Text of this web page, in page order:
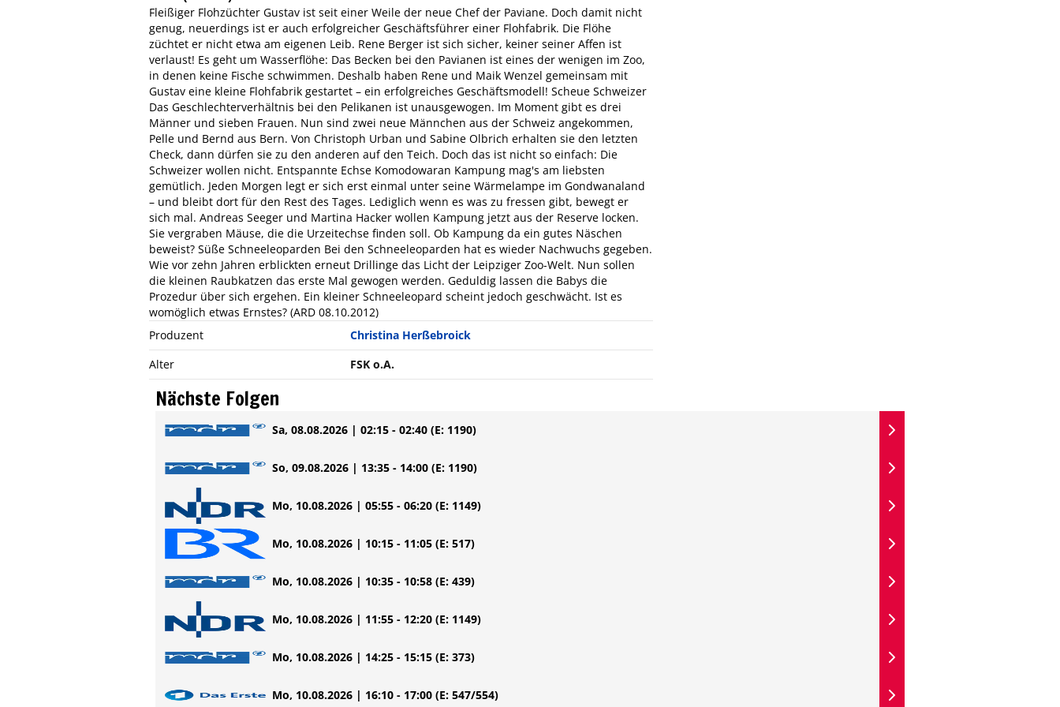
Fleißiger Flohzüchter Gustav ist seit einer Weile der neue Chef der Paviane. Doch damit nicht
genug, neuerdings ist er auch erfolgreicher Geschäftsführer einer Flohfabrik. Die Flöhe
züchtet er nicht etwa am eigenen Leib. Rene Berger ist sich sicher, keiner seiner Affen ist
verlaust! Es geht um Wasserflöhe: Das Becken bei den Pavianen ist eines der wenigen im Zoo,
in denen keine Fische schwimmen. Deshalb haben Rene und Maik Wenzel gemeinsam mit
Gustav eine kleine Flohfabrik gestartet – ein erfolgreiches Geschäftsmodell! Scheue Schweizer
Das Geschlechterverhältnis bei den Pelikanen ist unausgewogen. Im Moment gibt es drei
Männer und sieben Frauen. Nun sind zwei neue Männchen aus der Schweiz angekommen,
Pelle und Bernd aus Bern. Von Christoph Urban und Sabine Olbrich erhalten sie den letzten
Check, dann dürfen sie zu den anderen auf den Teich. Doch das ist nicht so einfach: Die
Schweizer wollen nicht. Entspannte Echse Komodowaran Kampung mag's am liebsten
gemütlich. Jeden Morgen legt er sich erst einmal unter seine Wärmelampe im Gondwanaland
– und bleibt dort für den Rest des Tages. Lediglich wenn es was zu fressen gibt, bewegt er
sich mal. Andreas Seeger und Martina Hacker wollen Kampung jetzt aus der Reserve locken.
Sie vergraben Mäuse, die die Urzeitechse finden soll. Ob Kampung da ein gutes Näschen
beweist? Süße Schneeleoparden Bei den Schneeleoparden hat es wieder Nachwuchs gegeben.
Wie vor zehn Jahren erblickten erneut Drillinge das Licht der Leipziger Zoo-Welt. Nun sollen
die kleinen Raubkatzen das erste Mal gewogen werden. Geduldig lassen die Babys die
Prozedur über sich ergehen. Ein kleiner Schneeleopard scheint jedoch geschwächt. Ist es
womöglich etwas Ernstes? (ARD 08.10.2012)
Produzent
Christina Herßebroick
Alter
FSK o.A.
Nächste Folgen
Sa, 08.08.2026 | 02:15 - 02:40 (E: 1190)
So, 09.08.2026 | 13:35 - 14:00 (E: 1190)
Mo, 10.08.2026 | 05:55 - 06:20 (E: 1149)
Mo, 10.08.2026 | 10:15 - 11:05 (E: 517)
Mo, 10.08.2026 | 10:35 - 10:58 (E: 439)
Mo, 10.08.2026 | 11:55 - 12:20 (E: 1149)
Mo, 10.08.2026 | 14:25 - 15:15 (E: 373)
Mo, 10.08.2026 | 16:10 - 17:00 (E: 547/554)